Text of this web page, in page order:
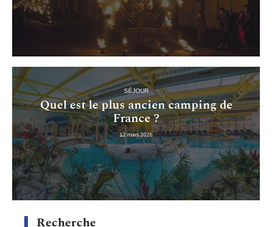
SÉJOUR
Quel est le plus ancien camping de
France ?
12 mars 2026
Recherche